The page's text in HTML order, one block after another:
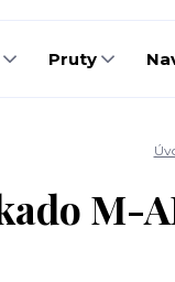
Pruty
M-